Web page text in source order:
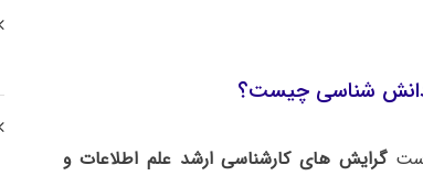
دانش شناسی چیست؟
گرایش های کارشناسی ارشد علم اطلاعات و